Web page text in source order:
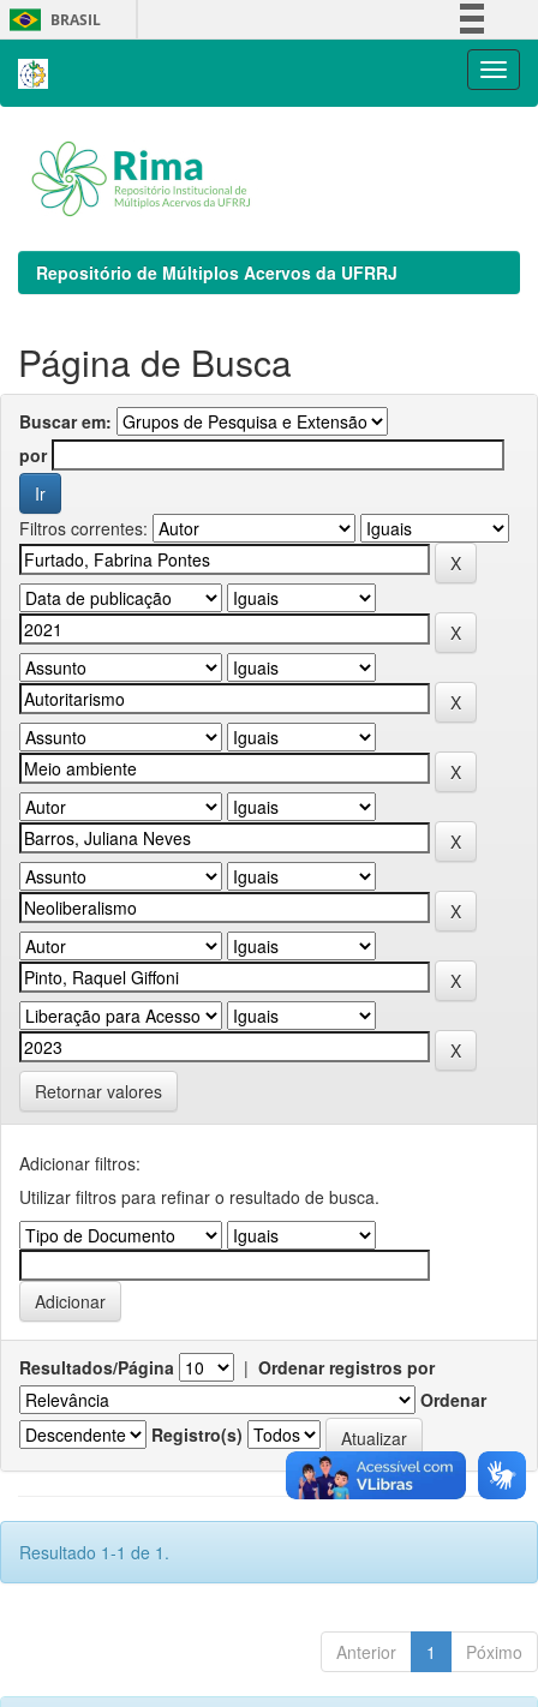
Skip
navigation
BRASIL
Repositório de Múltiplos Acervos da UFRRJ
Página de Busca
Buscar em:
por
Filtros correntes:
Retornar valores
Adicionar filtros:
Utilizar filtros para refinar o resultado de busca.
Resultados/Página | Ordenar registros por
Ordenar
Registro(s)
Resultado 1-1 de 1.
Anterior 1 Póximo